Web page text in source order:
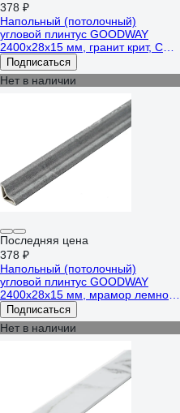
378 ₽
Напольный (потолочный)
угловой плинтус GOODWAY
2400x28x15 мм, гранит крит, CM
GWG-01
Подписаться
Нет в наличии
Последняя цена
378 ₽
Напольный (потолочный)
угловой плинтус GOODWAY
2400x28x15 мм, мрамор лемнос,
CM GWG-07
Подписаться
Нет в наличии